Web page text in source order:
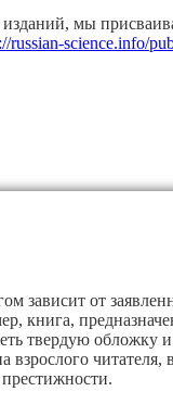
изданий, мы
russian-science.info/
зависит от
книга,
твердую
взрослого читателя,